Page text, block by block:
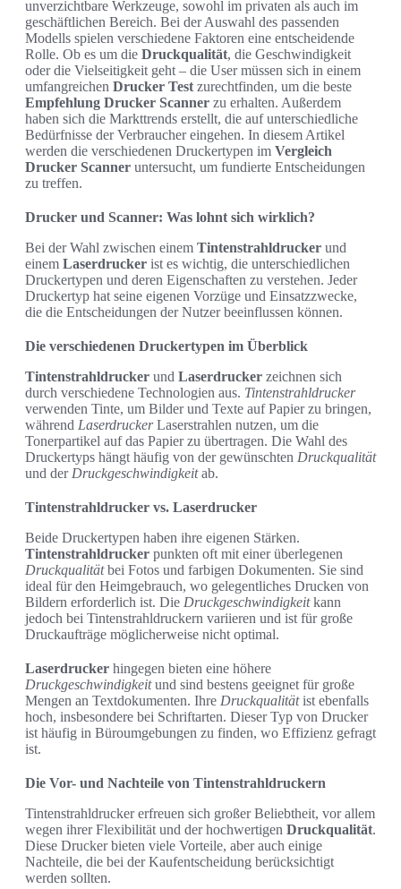
unverzichtbare Werkzeuge, sowohl im privaten als auch im
geschäftlichen Bereich. Bei der Auswahl des passenden
Modells spielen verschiedene Faktoren eine entscheidende
Rolle. Ob es um die Druckqualität, die Geschwindigkeit
oder die Vielseitigkeit geht – die User müssen sich in einem
umfangreichen Drucker Test zurechtfinden, um die beste
Empfehlung Drucker Scanner zu erhalten. Außerdem
haben sich die Markttrends erstellt, die auf unterschiedliche
Bedürfnisse der Verbraucher eingehen. In diesem Artikel
werden die verschiedenen Druckertypen im Vergleich
Drucker Scanner untersucht, um fundierte Entscheidungen
zu treffen.
Drucker und Scanner: Was lohnt sich wirklich?
Bei der Wahl zwischen einem Tintenstrahldrucker und
einem Laserdrucker ist es wichtig, die unterschiedlichen
Druckertypen und deren Eigenschaften zu verstehen. Jeder
Druckertyp hat seine eigenen Vorzüge und Einsatzzwecke,
die die Entscheidungen der Nutzer beeinflussen können.
Die verschiedenen Druckertypen im Überblick
Tintenstrahldrucker und Laserdrucker zeichnen sich
durch verschiedene Technologien aus. Tintenstrahldrucker
verwenden Tinte, um Bilder und Texte auf Papier zu bringen,
während LaserdruckerLaserstrahlen nutzen, um die
Tonerpartikel auf das Papier zu übertragen. Die Wahl des
Druckertyps hängt häufig von der gewünschten Druckqualität
und der Druckgeschwindigkeitab.
Tintenstrahldrucker vs. Laserdrucker
Beide Druckertypen haben ihre eigenen Stärken.
Tintenstrahldrucker punkten oft mit einer überlegenen
Druckqualitätbei Fotos und farbigen Dokumenten. Sie sind
ideal für den Heimgebrauch, wo gelegentliches Drucken von
Bildern erforderlich ist. Die Druckgeschwindigkeitkann
jedoch bei Tintenstrahldruckern variieren und ist für große
Druckaufträge möglicherweise nicht optimal.
Laserdrucker hingegen bieten eine höhere
Druckgeschwindigkeitund sind bestens geeignet für große
Mengen an Textdokumenten. Ihre Druckqualitätist ebenfalls
hoch, insbesondere bei Schriftarten. Dieser Typ von Drucker
ist häufig in Büroumgebungen zu finden, wo Effizienz gefragt
ist.
Die Vor- und Nachteile von Tintenstrahldruckern
Tintenstrahldrucker erfreuen sich großer Beliebtheit, vor allem
wegen ihrer Flexibilität und der hochwertigen Druckqualität.
Diese Drucker bieten viele Vorteile, aber auch einige
Nachteile, die bei der Kaufentscheidung berücksichtigt
werden sollten.